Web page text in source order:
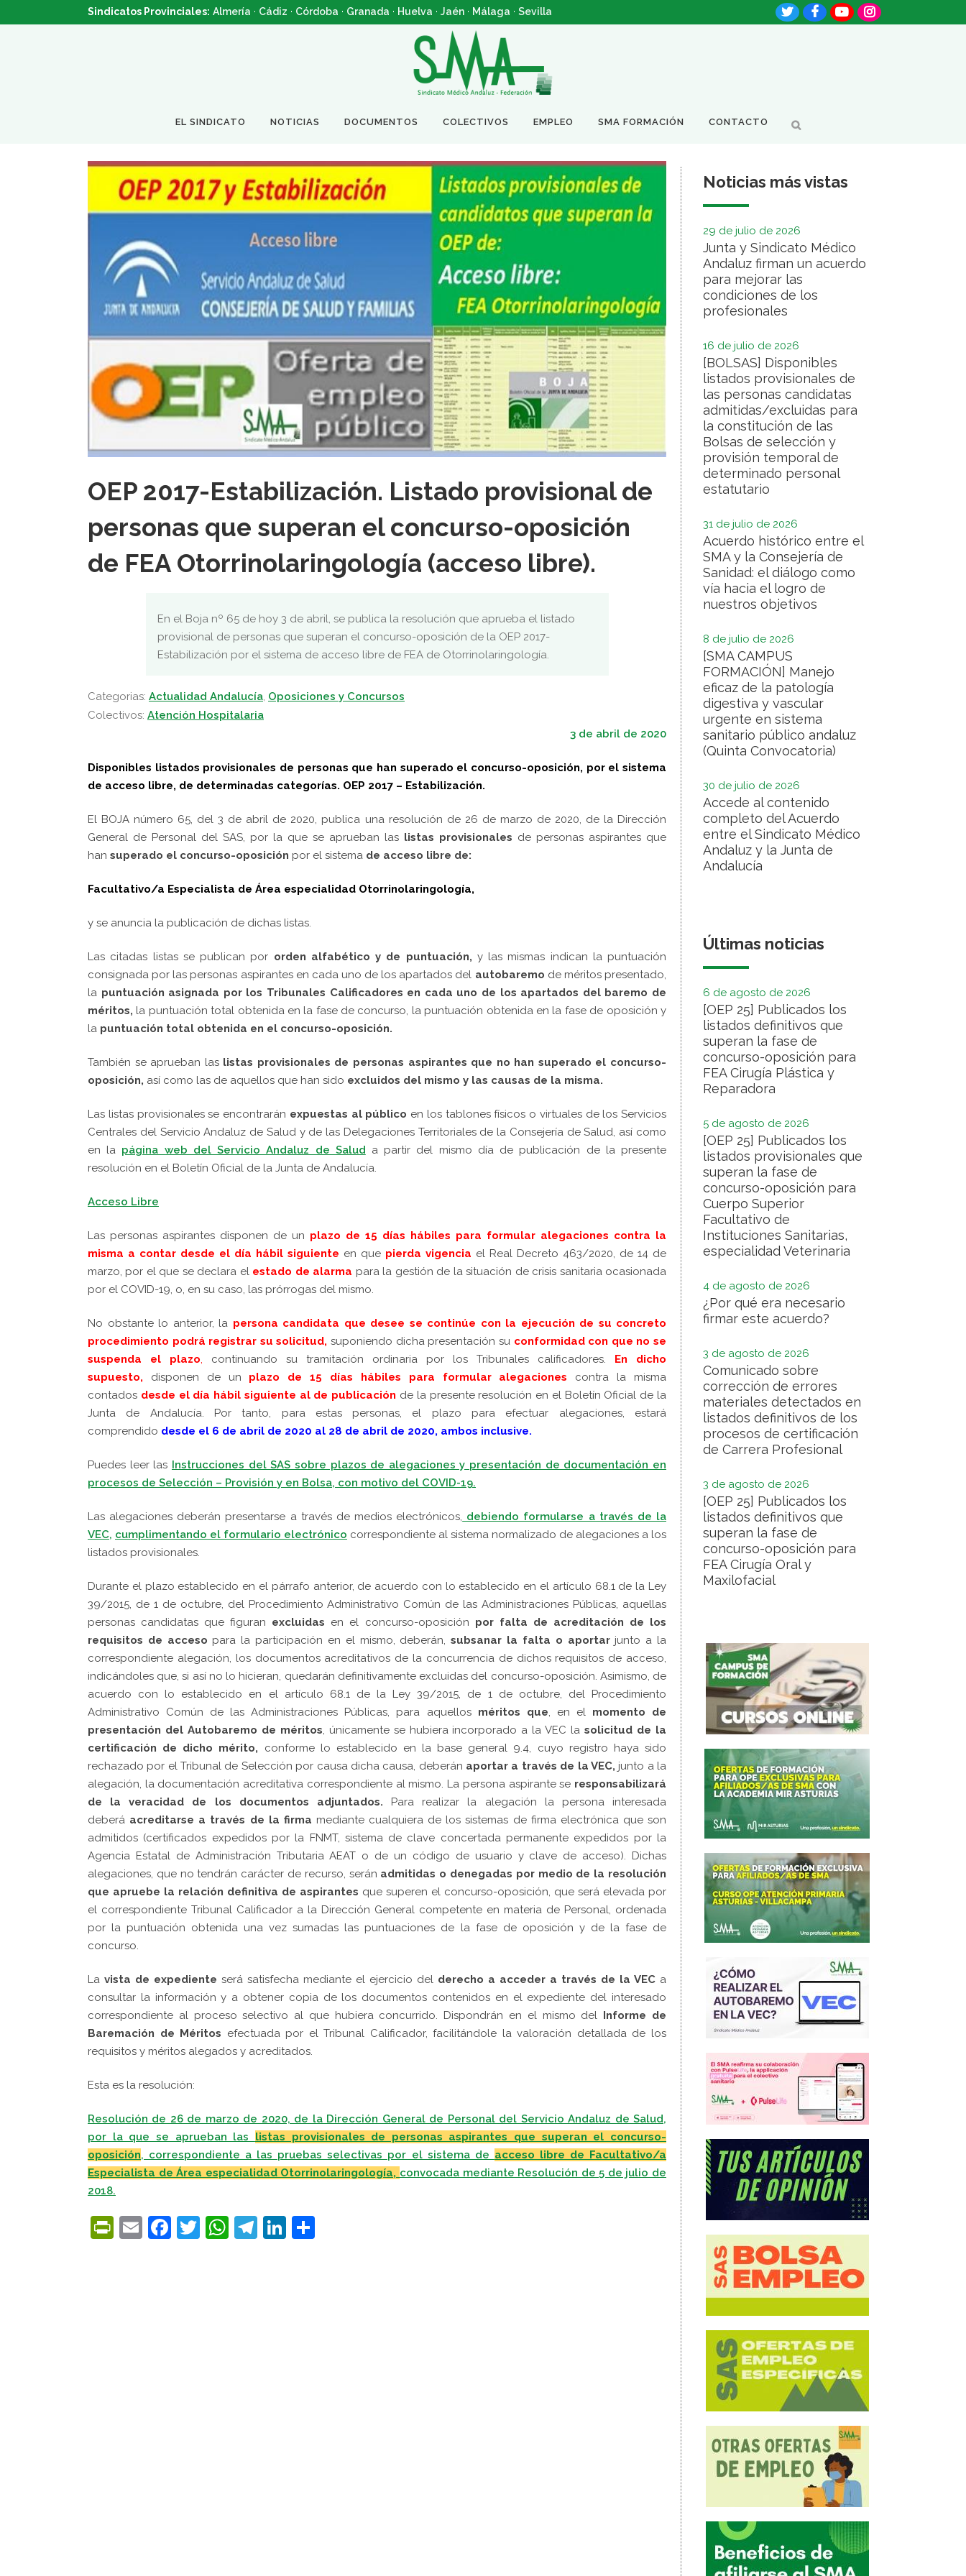
Sindicatos Provinciales: Almería · Cádiz · Córdoba · Granada · Huelva · Jaén · Málaga · Sevilla
EL SINDICATO NOTICIAS DOCUMENTOS COLECTIVOS EMPLEO SMA FORMACIÓN CONTACTO
OEP 2017-Estabilización. Listado provisional de
personas que superan el concurso-oposición
de FEA Otorrinolaringología (acceso libre).
En el Boja nº 65 de hoy 3 de abril, se publica la resolución que aprueba el listado
provisional de personas que superan el concurso-oposición de la OEP 2017-
Estabilización por el sistema de acceso libre de FEA de Otorrinolaringología.
Categorias: Actualidad Andalucía Oposiciones y Concursos
Colectivos: Atención Hospitalaria
3 de abril de 2020
Disponibles listados provisionales de personas que han superado el concurso-oposición, por el sistema
de acceso libre, de determinadas categorías. OEP 2017 – Estabilización.
El BOJA número 65, del 3 de abril de 2020, publica una resolución de 26 de marzo de 2020, de la Dirección
General de Personal del SAS, por la que se aprueban las listas provisionales de personas aspirantes que
han superado el concurso-oposición por el sistema de acceso libre de:
Facultativo/a Especialista de Área especialidad Otorrinolaringología,
y se anuncia la publicación de dichas listas.
Las citadas listas se publican por orden alfabético y de puntuación, y las mismas indican la puntuación
consignada por las personas aspirantes en cada uno de los apartados del autobaremo de méritos presentado,
la puntuación asignada por los Tribunales Calificadores en cada uno de los apartados del baremo de
méritos, la puntuación total obtenida en la fase de concurso, la puntuación obtenida en la fase de oposición y
la puntuación total obtenida en el concurso-oposición.
También se aprueban las listas provisionales de personas aspirantes que no han superado el concurso-
oposición, así como las de aquellos que han sido excluidos del mismo y las causas de la misma.
Las listas provisionales se encontrarán expuestas al público en los tablones físicos o virtuales de los Servicios
Centrales del Servicio Andaluz de Salud y de las Delegaciones Territoriales de la Consejería de Salud, así como
en la página web del Servicio Andaluz de Salud a partir del mismo día de publicación de la presente
resolución en el Boletín Oficial de la Junta de Andalucía.
Acceso Libre
Las personas aspirantes disponen de un plazo de 15 días hábiles para formular alegaciones contra la
misma a contar desde el día hábil siguiente en que pierda vigencia el Real Decreto 463/2020, de 14 de
marzo, por el que se declara el estado de alarma para la gestión de la situación de crisis sanitaria ocasionada
por el COVID-19, o, en su caso, las prórrogas del mismo.
No obstante lo anterior, la persona candidata que desee se continúe con la ejecución de su concreto
procedimiento podrá registrar su solicitud, suponiendo dicha presentación su conformidad con que no se
suspenda el plazo
continuando su tramitación ordinaria por los Tribunales calificadores.
En dicho
supuesto,
disponen de un plazo de 15 días hábiles para formular alegaciones contra la misma
contados desde el día hábil siguiente al de publicación de la presente resolución en el Boletín Oficial de la
Junta de Andalucía. Por tanto, para estas personas, el plazo para efectuar alegaciones, estará
comprendido desde el 6 de abril de 2020 al 28 de abril de 2020, ambos inclusive.
Puedes leer las Instrucciones del SAS sobre plazos de alegaciones y presentación de documentación en
procesos de Selección – Provisión y en Bolsa, con motivo del COVID-19.
Las alegaciones deberán presentarse a través de medios electrónicos, debiendo formularse a través de la
VEC, cumplimentando el formulario electrónico correspondiente al sistema normalizado de alegaciones a los
listados provisionales.
Durante el plazo establecido en el párrafo anterior, de acuerdo con lo establecido en el artículo 68.1 de la Ley
39/2015, de 1 de octubre, del Procedimiento Administrativo Común de las Administraciones Públicas, aquellas
personas candidatas que figuran excluidas en el concurso-oposición por falta de acreditación de los
requisitos de acceso para la participación en el mismo, deberán,subsanar la falta o aportar junto a la
correspondiente alegación, los documentos acreditativos de la concurrencia de dichos requisitos de acceso,
indicándoles que, si así no lo hicieran, quedarán definitivamente excluidas del concurso-oposición. Asimismo, de
acuerdo con lo establecido en el artículo 68.1 de la Ley 39/2015, de 1 de octubre, del Procedimiento
Administrativo Común de las Administraciones Públicas, para aquellos méritos que , en el momento de
presentación del Autobaremo de méritos , únicamente se hubiera incorporado a la VEC lasolicitud de la
certificación de dicho mérito, conforme lo establecido en la base general 9.4, cuyo registro haya sido
rechazado por el Tribunal de Selección por causa dicha causa, deberán aportar a través de la VEC, junto a la
alegación, la documentación acreditativa correspondiente al mismo. La persona aspirante se responsabilizará
de la veracidad de los documentos adjuntados. Para realizar la alegación la persona interesada
deberá acreditarse a través de la firma mediante cualquiera de los sistemas de firma electrónica que son
admitidos (certificados expedidos por la FNMT, sistema de clave concertada permanente expedidos por la
Agencia Estatal de Administración Tributaria AEAT o de un código de usuario y clave de acceso). Dichas
alegaciones, que no tendrán carácter de recurso, serán admitidas o denegadas por medio de la resolución
que apruebe la relación definitiva de aspirantes que superen el concurso-oposición, que será elevada por
el correspondiente Tribunal Calificador a la Dirección General competente en materia de Personal, ordenada
por la puntuación obtenida una vez sumadas las puntuaciones de la fase de oposición y de la fase de
concurso.
La vista de expediente será satisfecha mediante el ejercicio del derecho a acceder a través de la VEC a
consultar la información y a obtener copia de los documentos contenidos en el expediente del interesado
correspondiente al proceso selectivo al que hubiera concurrido. Dispondrán en el mismo del
Informe de
Baremación de Méritos efectuada por el Tribunal Calificador, facilitándole la valoración detallada de los
requisitos y méritos alegados y acreditados.
Esta es la resolución:
Resolución de 26 de marzo de 2020, de la Dirección General de Personal del Servicio Andaluz de Salud,
por la que se aprueban las listas provisionales de personas aspirantes que superan el concurso-
oposición, correspondiente a las pruebas selectivas por el sistema de acceso libre de Facultativo/a
Especialista de Área especialidad Otorrinolaringología, convocada mediante Resolución de 5 de julio de
2018.
PrintFriendly
EmailFacebook
Twitter
WhatsApp
Telegram
LinkedIn
Noticias más vistas
29 de julio de 2026
Junta y Sindicato Médico
Andaluz firman un acuerdo
para mejorar las
condiciones de los
profesionales
16 de julio de 2026
[BOLSAS] Disponibles
listados provisionales de
las personas candidatas
admitidas/excluidas para
la constitución de las
Bolsas de selección y
provisión temporal de
determinado personal
estatutario
31 de julio de 2026
Acuerdo histórico entre el
SMA y la Consejería de
Sanidad: el diálogo como
vía hacia el logro de
nuestros objetivos
8 de julio de 2026
[SMA CAMPUS
FORMACIÓN] Manejo
eficaz de la patología
digestiva y vascular
urgente en sistema
sanitario público andaluz
(Quinta Convocatoria)
30 de julio de 2026
Accede al contenido
completo del Acuerdo
entre el Sindicato Médico
Andaluz y la Junta de
Andalucía
Últimas noticias
6 de agosto de 2026
[OEP 25] Publicados los
listados definitivos que
superan la fase de
concurso-oposición para
FEA Cirugía Plástica y
Reparadora
5 de agosto de 2026
[OEP 25] Publicados los
listados provisionales que
superan la fase de
concurso-oposición para
Cuerpo Superior
Facultativo de
Instituciones Sanitarias,
especialidad Veterinaria
4 de agosto de 2026
¿Por qué era necesario
firmar este acuerdo?
3 de agosto de 2026
Comunicado sobre
corrección de errores
materiales detectados en
listados definitivos de los
procesos de certificación
de Carrera Profesional
3 de agosto de 2026
[OEP 25] Publicados los
listados definitivos que
superan la fase de
concurso-oposición para
FEA Cirugía Oral y
Maxilofacial